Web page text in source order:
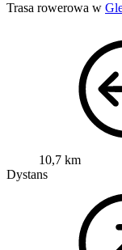
Trasa rowerowa w
10,7 km
Dystans